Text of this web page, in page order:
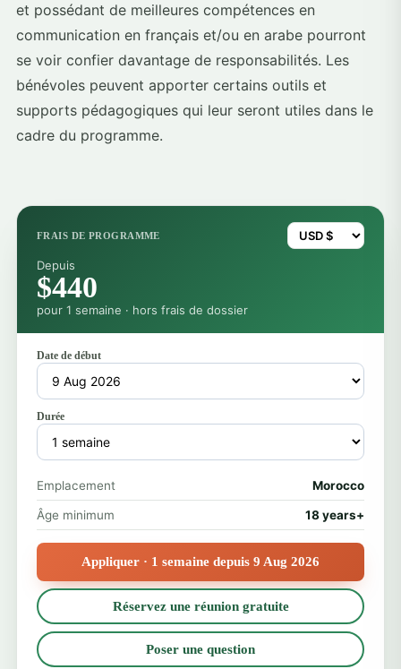
et possédant de meilleures compétences en
communication en français et/ou en arabe pourront
se voir confier davantage de responsabilités. Les
bénévoles peuvent apporter certains outils et
supports pédagogiques qui leur seront utiles dans le
cadre du programme.
FRAIS DE PROGRAMME
Depuis
$440
pour 1 semaine · hors frais de dossier
Date de début
Durée
Emplacement Morocco
Âge minimum 18 years+
Appliquer · 1 semaine depuis 9 Aug 2026
Réservez une réunion gratuite
Poser une question